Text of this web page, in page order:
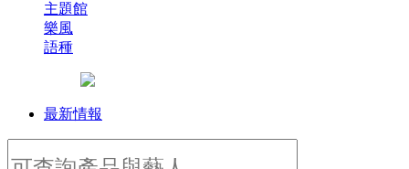
主題館
樂風
語種
最新情報